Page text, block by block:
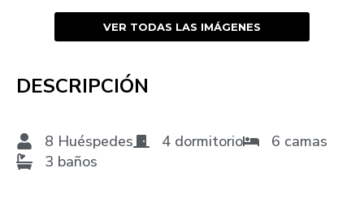
VER TODAS LAS IMÁGENES
DESCRIPCIÓN
8 Huéspedes
3 baños
4 dormitorio 6 camas